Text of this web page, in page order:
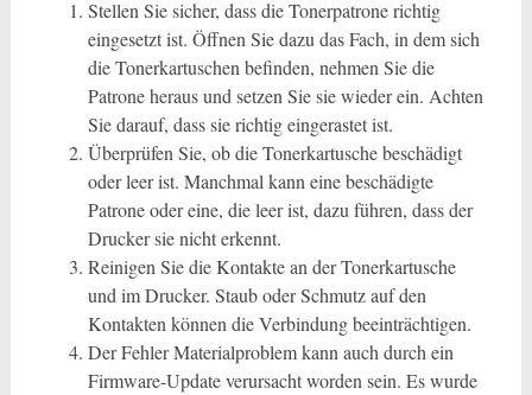
Stellen Sie sicher, dass die Tonerpatrone richtig
eingesetzt ist. Öffnen Sie dazu das Fach, in dem sich
die Tonerkartuschen befinden, nehmen Sie die
Patrone heraus und setzen Sie sie wieder ein. Achten
Sie darauf, dass sie richtig eingerastet ist.
Überprüfen Sie, ob die Tonerkartusche beschädigt
oder leer ist. Manchmal kann eine beschädigte
Patrone oder eine, die leer ist, dazu führen, dass der
Drucker sie nicht erkennt.
Reinigen Sie die Kontakte an der Tonerkartusche
und im Drucker. Staub oder Schmutz auf den
Kontakten können die Verbindung beeinträchtigen.
Der Fehler Materialproblem kann auch durch ein
Firmware-Update verursacht worden sein. Es wurde